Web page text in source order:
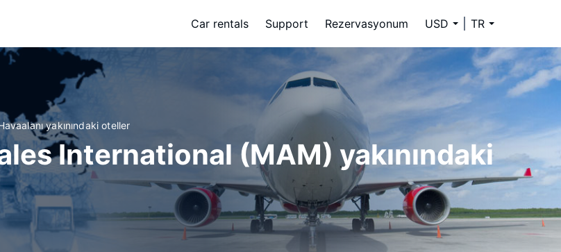
Car rentals Support Rezervasyonum USD TR
yakınındaki oteller
International (MAM) yakınındaki